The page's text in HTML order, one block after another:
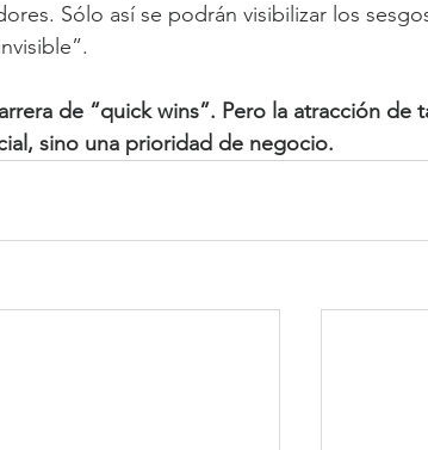
Sólo así se podrán visibilizar los
de “quick wins”. Pero la atracción de
sino una prioridad de negocio.